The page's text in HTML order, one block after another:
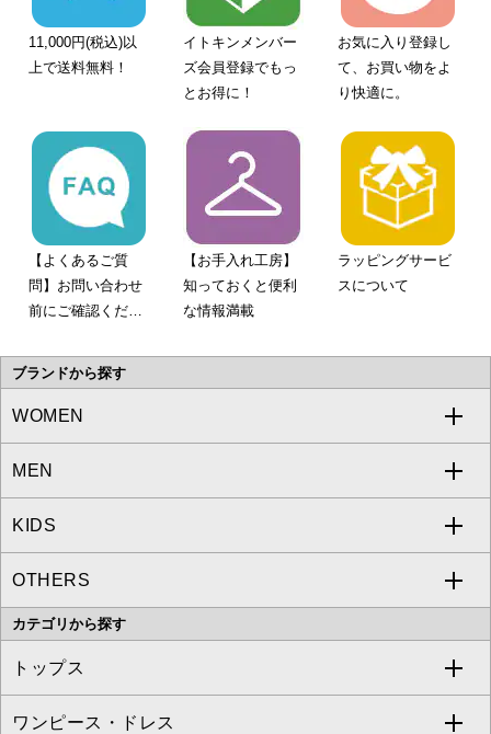
11,000円(税込)以
上で送料無料！
イトキンメンバー
ズ会員登録でもっ
とお得に！
お気に入り登録し
て、お買い物をよ
り快適に。
【よくあるご質
問】お問い合わせ
前にご確認くださ
【お手入れ工房】
知っておくと便利
な情報満載
ラッピングサービ
スについて
ブランドから探す
WOMEN
a.v.v
MICHEL KLEIN
MK MICHEL KLEIN
OFUON le MK
Sybilla
MEN
a.v.v
MICHEL KLEIN HOMME
MK MICHEL KLEIN HOMME
KIDS
a.v.v
OTHERS
MK MICHEL KLEIN BAG
EMILIO ROBBA
カテゴリから探す
トップス
すべてのトップス
ワンピース・ドレス